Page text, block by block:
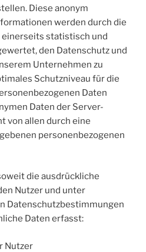
Diese anonym
werden durch die
einerseits statistisch und
den Datenschutz und
Unternehmen zu
Schutzniveau für die
Daten
Daten der Server-
von allen durch eine
personenbezogenen
die ausdrückliche
Nutzer und unter
Datenschutzbestimmungen
Daten erfasst:
Nutzer